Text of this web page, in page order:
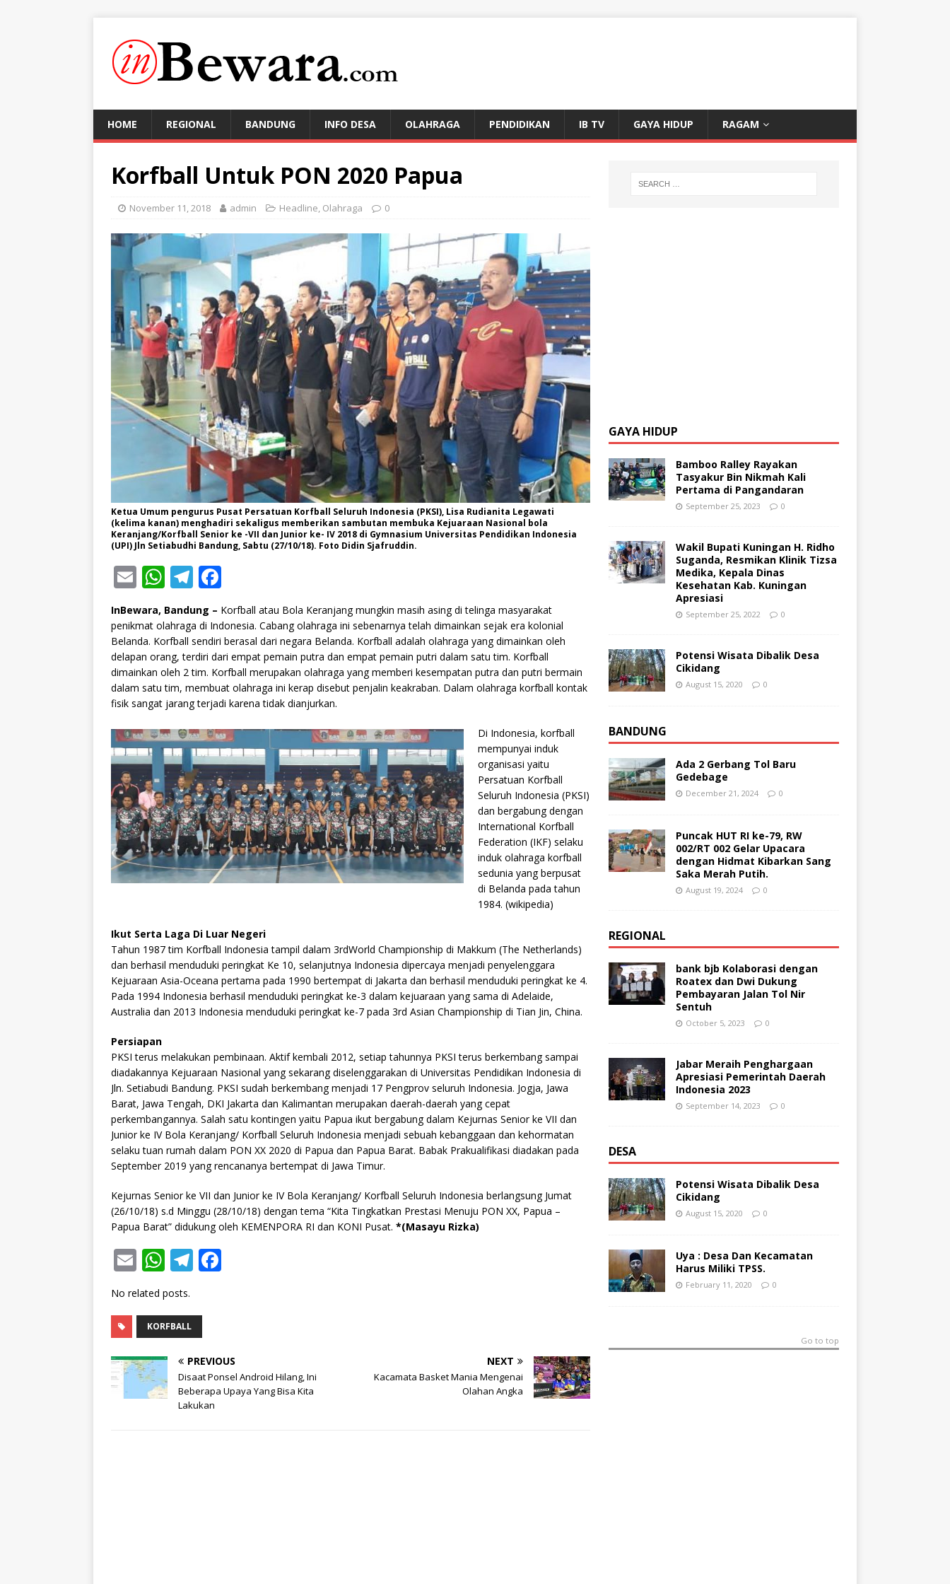
HOME REGIONAL BANDUNG INFO DESA OLAHRAGA PENDIDIKAN IB TV GAYA HIDUP RAGAM
Korfball Untuk PON 2020 Papua
November 11, 2018 admin Headline, Olahraga 0
Ketua Umum pengurus Pusat Persatuan Korfball Seluruh Indonesia (PKSI), Lisa Rudianita Legawati
(kelima kanan) menghadiri sekaligus memberikan sambutan membuka Kejuaraan Nasional bola
Keranjang/Korfball Senior ke -VII dan Junior ke- IV 2018 di Gymnasium Universitas Pendidikan Indonesia
(UPI) Jln Setiabudhi Bandung, Sabtu (27/10/18). Foto Didin Sjafruddin.
E
ai
l
W
h
at
s
A
p
p
T
e
g
ra
m
a
c
e
b
o
o
k
InBewara, Bandung – Korfball atau Bola Keranjang mungkin masih asing di telinga masyarakat
penikmat olahraga di Indonesia. Cabang olahraga ini sebenarnya telah dimainkan sejak era kolonial
Belanda. Korfball sendiri berasal dari negara Belanda. Korfball adalah olahraga yang dimainkan oleh
delapan orang, terdiri dari empat pemain putra dan empat pemain putri dalam satu tim. Korfball
dimainkan oleh 2 tim. Korfball merupakan olahraga yang memberi kesempatan putra dan putri bermain
dalam satu tim, membuat olahraga ini kerap disebut penjalin keakraban. Dalam olahraga korfball kontak
fisik sangat jarang terjadi karena tidak dianjurkan.
Di Indonesia, korfball
mempunyai induk
organisasi yaitu
Persatuan Korfball
Seluruh Indonesia (PKSI)
dan bergabung dengan
International Korfball
Federation (IKF) selaku
induk olahraga korfball
sedunia yang berpusat
di Belanda pada tahun
1984. (wikipedia)
Ikut Serta Laga Di Luar Negeri
Tahun 1987 tim Korfball Indonesia tampil dalam 3rdWorld Championship di Makkum (The Netherlands)
dan berhasil menduduki peringkat Ke 10, selanjutnya Indonesia dipercaya menjadi penyelenggara
Kejuaraan Asia-Oceana pertama pada 1990 bertempat di Jakarta dan berhasil menduduki peringkat ke 4.
Pada 1994 Indonesia berhasil menduduki peringkat ke-3 dalam kejuaraan yang sama di Adelaide,
Australia dan 2013 Indonesia menduduki peringkat ke-7 pada 3rd Asian Championship di Tian Jin, China.
Persiapan
PKSI terus melakukan pembinaan. Aktif kembali 2012, setiap tahunnya PKSI terus berkembang sampai
diadakannya Kejuaraan Nasional yang sekarang diselenggarakan di Universitas Pendidikan Indonesia di
Jln. Setiabudi Bandung. PKSI sudah berkembang menjadi 17 Pengprov seluruh Indonesia. Jogja, Jawa
Barat, Jawa Tengah, DKI Jakarta dan Kalimantan merupakan daerah-daerah yang cepat
perkembangannya. Salah satu kontingen yaitu Papua ikut bergabung dalam Kejurnas Senior ke VII dan
Junior ke IV Bola Keranjang/ Korfball Seluruh Indonesia menjadi sebuah kebanggaan dan kehormatan
selaku tuan rumah dalam PON XX 2020 di Papua dan Papua Barat. Babak Prakualifikasi diadakan pada
September 2019 yang rencananya bertempat di Jawa Timur.
Kejurnas Senior ke VII dan Junior ke IV Bola Keranjang/ Korfball Seluruh Indonesia berlangsung Jumat
(26/10/18) s.d Minggu (28/10/18) dengan tema “Kita Tingkatkan Prestasi Menuju PON XX, Papua –
Papua Barat” didukung oleh KEMENPORA RI dan KONI Pusat. *(Masayu Rizka)
E
m
ai
W
at
s
A
p
p
T
ra
m
b
o
o
No related posts.
KORFBALL
PREVIOUS
Disaat Ponsel Android Hilang, Ini
Beberapa Upaya Yang Bisa Kita
Lakukan
NEXT
Kacamata Basket Mania Mengenai
Olahan Angka
GAYA HIDUP
Bamboo Ralley Rayakan
Tasyakur Bin Nikmah Kali
Pertama di Pangandaran
September 25, 2023 0
Wakil Bupati Kuningan H. Ridho
Suganda, Resmikan Klinik Tizsa
Medika, Kepala Dinas
Kesehatan Kab. Kuningan
Apresiasi
September 25, 2022 0
Potensi Wisata Dibalik Desa
Cikidang
August 15, 2020 0
BANDUNG
Ada 2 Gerbang Tol Baru
Gedebage
December 21, 2024 0
Puncak HUT RI ke-79, RW
002/RT 002 Gelar Upacara
dengan Hidmat Kibarkan Sang
Saka Merah Putih.
August 19, 2024 0
REGIONAL
bank bjb Kolaborasi dengan
Roatex dan Dwi Dukung
Pembayaran Jalan Tol Nir
Sentuh
October 5, 2023 0
Jabar Meraih Penghargaan
Apresiasi Pemerintah Daerah
Indonesia 2023
September 14, 2023 0
DESA
Potensi Wisata Dibalik Desa
Cikidang
August 15, 2020 0
Uya : Desa Dan Kecamatan
Harus Miliki TPSS.
February 11, 2020 0
Go to top